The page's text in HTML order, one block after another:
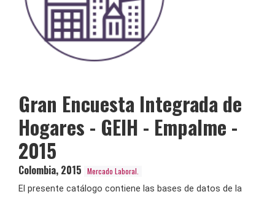
Gran Encuesta Integrada de
Hogares - GEIH - Empalme -
2015
Colombia, 2015 Mercado Laboral.
El presente catálogo contiene las bases de datos de la